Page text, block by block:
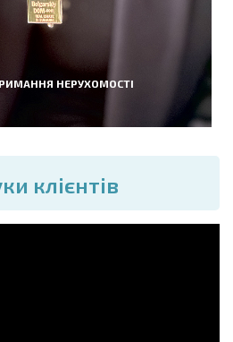
НЕРУХОМОСТІ
клієнтів